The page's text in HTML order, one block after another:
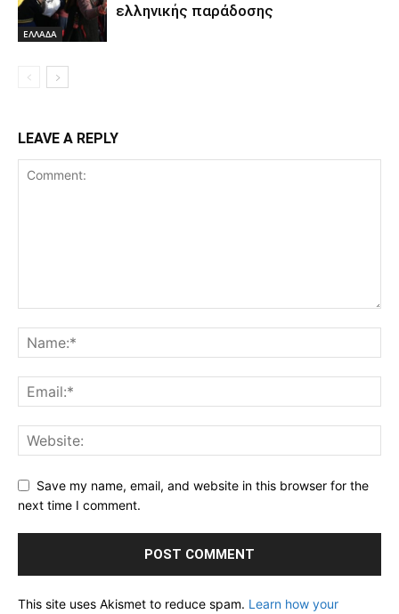
ΕΛΛΑΔΑ
ελληνικής παράδοσης
LEAVE A REPLY
Save my name, email, and website in this browser for the
next time I comment.
This site uses Akismet to reduce spam. Learn how your